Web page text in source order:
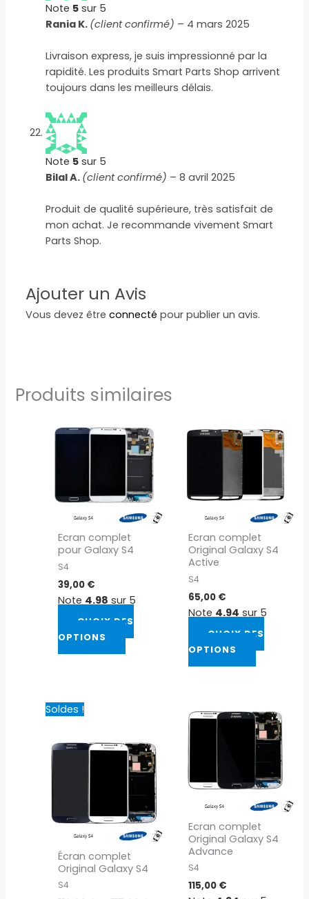
Note 5 sur 5
Rania K. (client confirmé) – 4 mars 2025
Livraison express, je suis impressionné par la
rapidité. Les produits Smart Parts Shop arrivent
toujours dans les meilleurs délais.
Note 5 sur 5
Bilal A. (client confirmé) – 8 avril 2025
Produit de qualité supérieure, très satisfait de
mon achat. Je recommande vivement Smart
Parts Shop.
Ajouter un Avis
Vous devez êtreconnecté pour publier un avis.
Produits similaires
Ecran complet
pour Galaxy S4
S4
39,00 €
Note 4.98 sur 5
CHOIX DES
OPTIONS
produit
a
plusieurs
variations.
Les
options
peuvent
être
choisies
page
du
produit
Ecran complet
Original Galaxy S4
Active
S4
65,00 €
Note 4.94 sur 5
CHOIX DES
OPTIONS
produit
plusieurs
variations.
Les
options
peuvent
être
choisies
du
produit
Soldes !
Écran complet
Original Galaxy S4
S4
à
115,00 €
plusieurs
variations.
Les
options
peuvent
être
choisies
sur
la
Ecran complet
Original Galaxy S4
Advance
S4
115,00 €
produit
a
plusieurs
variations.
Les
options
peuvent
être
choisies